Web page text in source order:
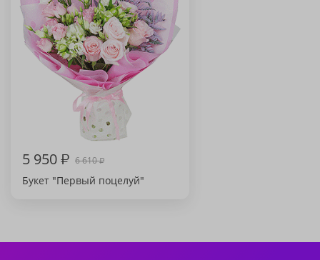
5 950₽ 6 610₽
Букет "Первый поцелуй"